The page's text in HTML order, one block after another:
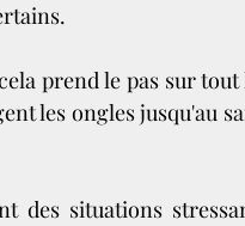
prend le pas sur
les ongles jusqu'au
des situations